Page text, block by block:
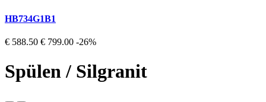
HB734G1B1
€ 588.50 € 799.00 -26%
Spülen / Silgranit